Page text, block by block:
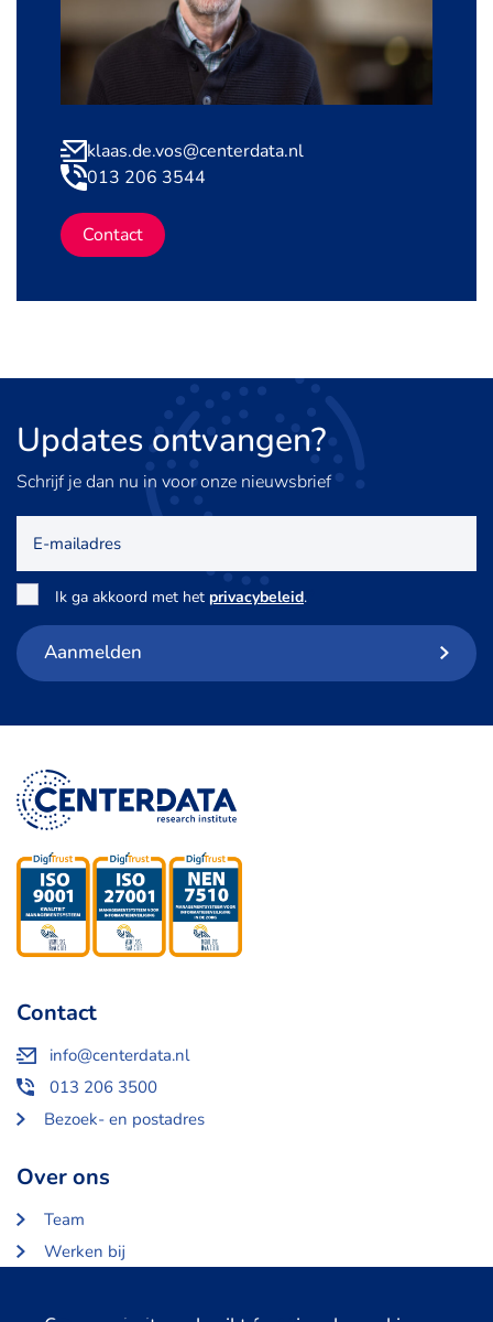
klaas.de.vos@centerdata.nl
013 206 3544
Contact
Updates ontvangen?
Schrijf je dan nu in voor onze nieuwsbrief
mailadres
Toestemming
Ik ga akkoord met het privacybeleid.
Aanmelden
Contact
info@centerdata.nl
013 206 3500
Bezoek- en postadres
Over ons
Team
Werken bij
Partners en opdrachtgevers